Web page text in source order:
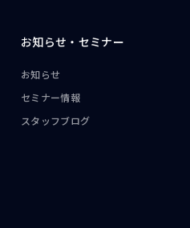
お知らせ・ セミナー
お知らせ
セミナー情報
スタッフブログ